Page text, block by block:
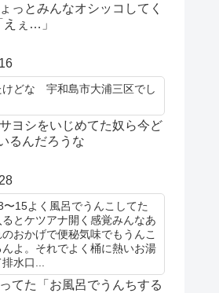
っとみんなオシッコしてく
えぇ…」
けどな 宇和島市大浦三区でし
ヨシをいじめてた奴ら今ど
るんだろうな
15よく風呂でうんこしてた
とケツアナ開く感覚みんなあ
おかげで便秘気味でもうんこ
よ。それでよく桶に熱いお湯
水口...
てた「お風呂でうんちする